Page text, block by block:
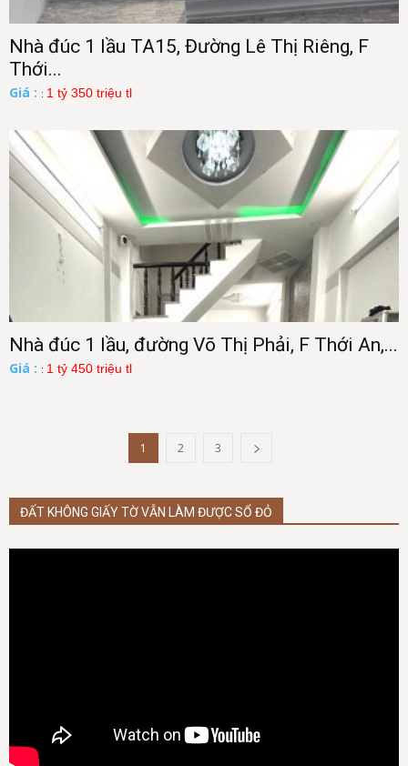
Nhà đúc 1 lầu TA15, Đường Lê Thị Riêng, F
Thới...
Giá : : 1 tỷ 350 triệu tl
Nhà đúc 1 lầu, đường Võ Thị Phải, F Thới An,...
Giá : : 1 tỷ 450 triệu tl
1 2 3
ĐẤT KHÔNG GIẤY TỜ VẪN LÀM ĐƯỢC SỔ ĐỎ